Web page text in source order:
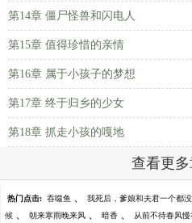
第14章 僵尸怪兽和闪电人
第15章 值得珍惜的亲情
第16章 属于小孩子的梦想
第17章 终于归乡的少女
第18章 抓走小孩的嘎地
查看更
热门点击: 吞噬鱼 、 我死后，爹娘和夫君一个都
候 、 朝来寒雨晚来风 、 暗香 、 从前不待春风